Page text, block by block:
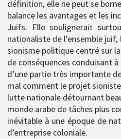
définition, elle ne peut se
balance les avantages et les
Juifs. Elle soulignerait
nationaliste de l’ensemble
sionisme politique centré sur
de conséquences conduisant
d’une partie très importante
mal comment le projet
lutte nationale détournant
monde arabe de tâches plus
inévitable à une époque de
d’entreprise coloniale.